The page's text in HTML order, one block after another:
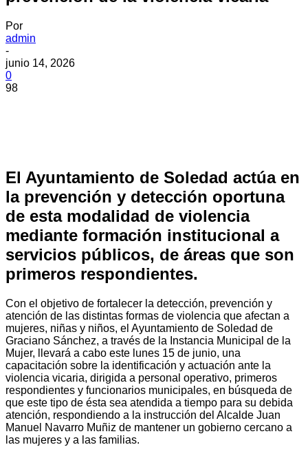
Por
admin
-
junio 14, 2026
0
98
El Ayuntamiento de Soledad actúa en
la prevención y detección oportuna
de esta modalidad de violencia
mediante formación institucional a
servicios públicos, de áreas que son
primeros respondientes.
Con el objetivo de fortalecer la detección, prevención y
atención de las distintas formas de violencia que afectan a
mujeres, niñas y niños, el Ayuntamiento de Soledad de
Graciano Sánchez, a través de la Instancia Municipal de la
Mujer, llevará a cabo este lunes 15 de junio, una
capacitación sobre la identificación y actuación ante la
violencia vicaria, dirigida a personal operativo, primeros
respondientes y funcionarios municipales, en búsqueda de
que este tipo de ésta sea atendida a tiempo para su debida
atención, respondiendo a la instrucción del Alcalde Juan
Manuel Navarro Muñiz de mantener un gobierno cercano a
las mujeres y a las familias.